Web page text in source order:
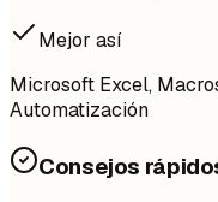
Mejor así
Microsoft Excel,
Automatización
Consejos